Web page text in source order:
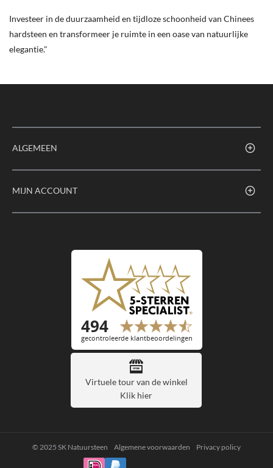
Investeer in de duurzaamheid en tijdloze schoonheid van Chinees
hardsteen en transformeer je ruimte in een oase van natuurlijke
elegantie."
ALGEMEEN
MIJN ACCOUNT
Virtuele tour van de winkel
Klik hier
© 2025 SK Natuursteen Algemene voorwaarden Privacy policy